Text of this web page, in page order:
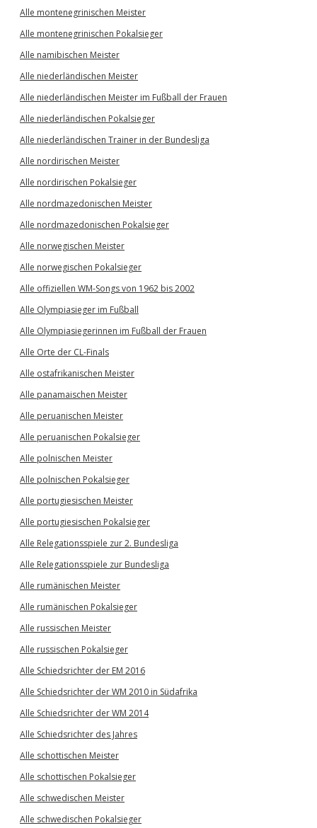
Alle montenegrinischen Meister
Alle montenegrinischen Pokalsieger
Alle namibischen Meister
Alle niederländischen Meister
Alle niederländischen Meister im Fußball der Frauen
Alle niederländischen Pokalsieger
Alle niederländischen Trainer in der Bundesliga
Alle nordirischen Meister
Alle nordirischen Pokalsieger
Alle nordmazedonischen Meister
Alle nordmazedonischen Pokalsieger
Alle norwegischen Meister
Alle norwegischen Pokalsieger
Alle offiziellen WM-Songs von 1962 bis 2002
Alle Olympiasieger im Fußball
Alle Olympiasiegerinnen im Fußball der Frauen
Alle Orte der CL-Finals
Alle ostafrikanischen Meister
Alle panamaischen Meister
Alle peruanischen Meister
Alle peruanischen Pokalsieger
Alle polnischen Meister
Alle polnischen Pokalsieger
Alle portugiesischen Meister
Alle portugiesischen Pokalsieger
Alle Relegationsspiele zur 2. Bundesliga
Alle Relegationsspiele zur Bundesliga
Alle rumänischen Meister
Alle rumänischen Pokalsieger
Alle russischen Meister
Alle russischen Pokalsieger
Alle Schiedsrichter der EM 2016
Alle Schiedsrichter der WM 2010 in Südafrika
Alle Schiedsrichter der WM 2014
Alle Schiedsrichter des Jahres
Alle schottischen Meister
Alle schottischen Pokalsieger
Alle schwedischen Meister
Alle schwedischen Pokalsieger